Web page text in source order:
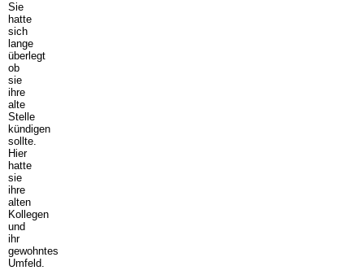
Sie
hatte
sich
lange
überlegt
ob
sie
ihre
alte
Stelle
kündigen
sollte.
Hier
hatte
sie
ihre
alten
Kollegen
und
ihr
gewohntes
Umfeld.